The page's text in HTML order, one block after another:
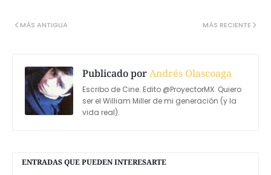
MÁS RECIENTE
MÁS ANTIGUA
Publicado porAndrés Olascoaga
Escribo de Cine. Edito @ProyectorMX. Quiero
ser el William Miller de mi generación (y la
vida real).
ENTRADAS QUE PUEDEN INTERESARTE